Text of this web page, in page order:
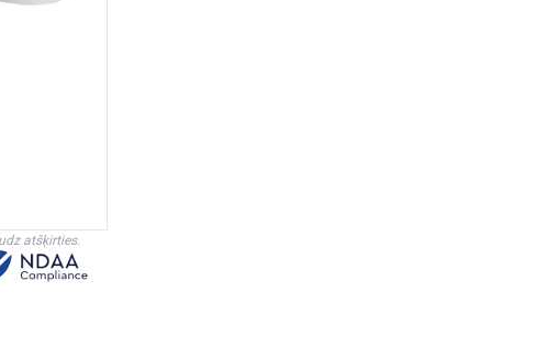
atšķirties.